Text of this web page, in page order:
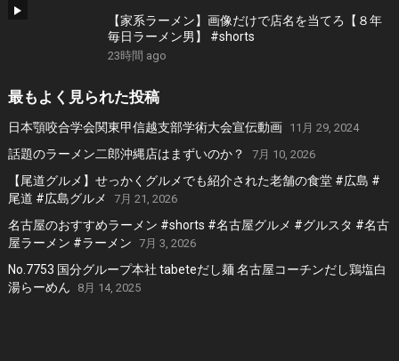
【家系ラーメン】画像だけで店名を当てろ【８年
毎日ラーメン男】 #shorts
23時間 ago
最もよく見られた投稿
日本顎咬合学会関東甲信越支部学術大会宣伝動画 11月 29, 2024
話題のラーメン二郎沖縄店はまずいのか？ 7月 10, 2026
【尾道グルメ】せっかくグルメでも紹介された老舗の食堂 #広島 #
尾道 #広島グルメ
7月 21, 2026
名古屋のおすすめラーメン #shorts #名古屋グルメ #グルスタ #名古
屋ラーメン #ラーメン 7月 3, 2026
No.7753 国分グループ本社 tabeteだし麺 名古屋コーチンだし鶏塩白
湯らーめん
8月 14, 2025